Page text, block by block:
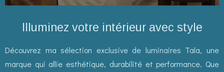
Illuminez votre intérieur avec style
Découvrez ma sélection exclusive de luminaires Tala, une
marque qui allie esthétique, durabilité et performance. Que